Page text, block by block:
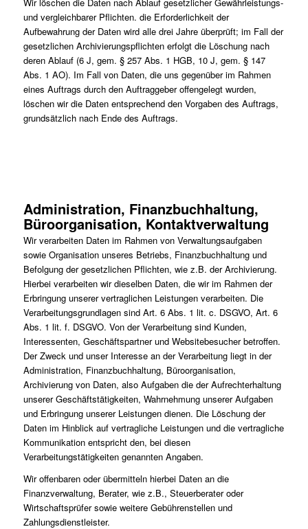
und vergleichbarer Pflichten. die Erforderlichkeit der
Aufbewahrung der Daten wird alle drei Jahre überprüft; im Fall der
gesetzlichen Archivierungspflichten erfolgt die Löschung nach
deren Ablauf (6 J, gem. § 257 Abs. 1 HGB, 10 J, gem. § 147
Abs. 1 AO). Im Fall von Daten, die uns gegenüber im Rahmen
eines Auftrags durch den Auftraggeber offengelegt wurden,
löschen wir die Daten entsprechend den Vorgaben des Auftrags,
grundsätzlich nach Ende des Auftrags.
Administration, Finanzbuchhaltung,
Büroorganisation, Kontaktverwaltung
Wir verarbeiten Daten im Rahmen von Verwaltungsaufgaben
sowie Organisation unseres Betriebs, Finanzbuchhaltung und
Befolgung der gesetzlichen Pflichten, wie z.B. der Archivierung.
Hierbei verarbeiten wir dieselben Daten, die wir im Rahmen der
Erbringung unserer vertraglichen Leistungen verarbeiten. Die
Verarbeitungsgrundlagen sind Art. 6 Abs. 1 lit. c. DSGVO, Art. 6
Abs. 1 lit. f. DSGVO. Von der Verarbeitung sind Kunden,
Interessenten, Geschäftspartner und Websitebesucher betroffen.
Der Zweck und unser Interesse an der Verarbeitung liegt in der
Administration, Finanzbuchhaltung, Büroorganisation,
Archivierung von Daten, also Aufgaben die der Aufrechterhaltung
unserer Geschäftstätigkeiten, Wahrnehmung unserer Aufgaben
und Erbringung unserer Leistungen dienen. Die Löschung der
Daten im Hinblick auf vertragliche Leistungen und die vertragliche
Kommunikation entspricht den, bei diesen
Verarbeitungstätigkeiten genannten Angaben.
Wir offenbaren oder übermitteln hierbei Daten an die
Finanzverwaltung, Berater, wie z.B., Steuerberater oder
Wirtschaftsprüfer sowie weitere Gebührenstellen und
Zahlungsdienstleister.